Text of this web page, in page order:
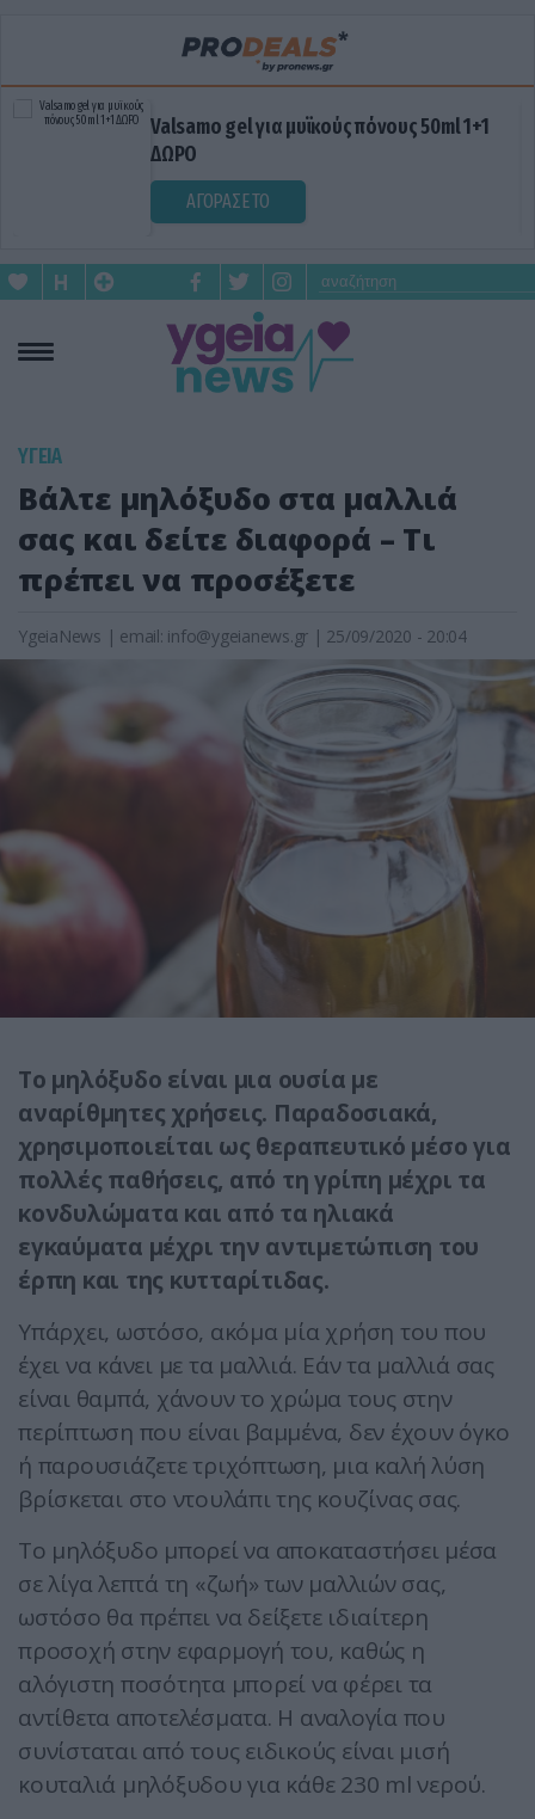
Valsamo gel για μυϊκούς πόνους 50ml 1+1
ΔΩΡΟ
ΑΓΟΡΑΣΕ ΤΟ
ΥΓΕΙΑ
Βάλτε μηλόξυδο στα μαλλιά
σας και δείτε διαφορά – Τι
πρέπει να προσέξετε
YgeiaNews | email: info@ygeianews.gr | 25/09/2020 - 20:04
Το μηλόξυδο είναι μια ουσία με
αναρίθμητες χρήσεις. Παραδοσιακά,
χρησιμοποιείται ως θεραπευτικό μέσο για
πολλές παθήσεις, από τη γρίπη μέχρι τα
κονδυλώματα και από τα ηλιακά
εγκαύματα μέχρι την αντιμετώπιση του
έρπη και της κυτταρίτιδας.
Υπάρχει, ωστόσο, ακόμα μία χρήση του που
έχει να κάνει με τα μαλλιά. Εάν τα μαλλιά σας
είναι θαμπά, χάνουν το χρώμα τους στην
περίπτωση που είναι βαμμένα, δεν έχουν όγκο
ή παρουσιάζετε τριχόπτωση, μια καλή λύση
βρίσκεται στο ντουλάπι της κουζίνας σας.
Το μηλόξυδο μπορεί να αποκαταστήσει μέσα
σε λίγα λεπτά τη «ζωή» των μαλλιών σας,
ωστόσο θα πρέπει να δείξετε ιδιαίτερη
προσοχή στην εφαρμογή του, καθώς η
αλόγιστη ποσότητα μπορεί να φέρει τα
αντίθετα αποτελέσματα. Η αναλογία που
συνίσταται από τους ειδικούς είναι μισή
κουταλιά μηλόξυδου για κάθε 230 ml νερού.